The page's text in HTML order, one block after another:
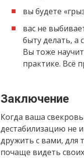
вы будете
вас не
быту делать, а
Вы тоже
практике. Всё
Заключение
Когда ваша
дестабилизацию не
дружить с вами, для
почаще видеть